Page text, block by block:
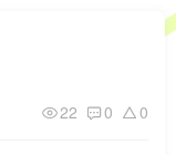
22 0 0